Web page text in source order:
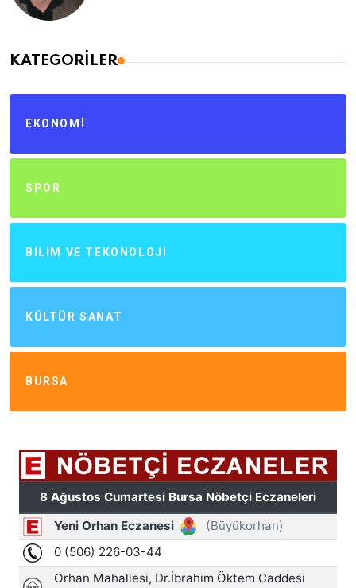
KATEGORILER
EKONOMI
SPOR
BILIM VE TEKONOLOJI
KÜLTÜR SANAT
BURSA